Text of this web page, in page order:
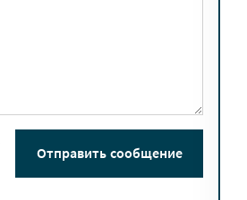
Отправить сообщение